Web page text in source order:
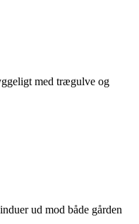
med trægulve og
ud mod både gården